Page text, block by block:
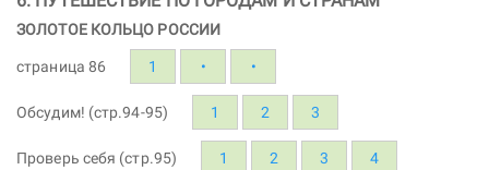
ЗОЛОТОЕ КОЛЬЦО РОССИИ
страница 86 1 • •
Обсудим! (стр.94-95) 1 2 3
Проверь себя (стр.95) 1 2 3 4